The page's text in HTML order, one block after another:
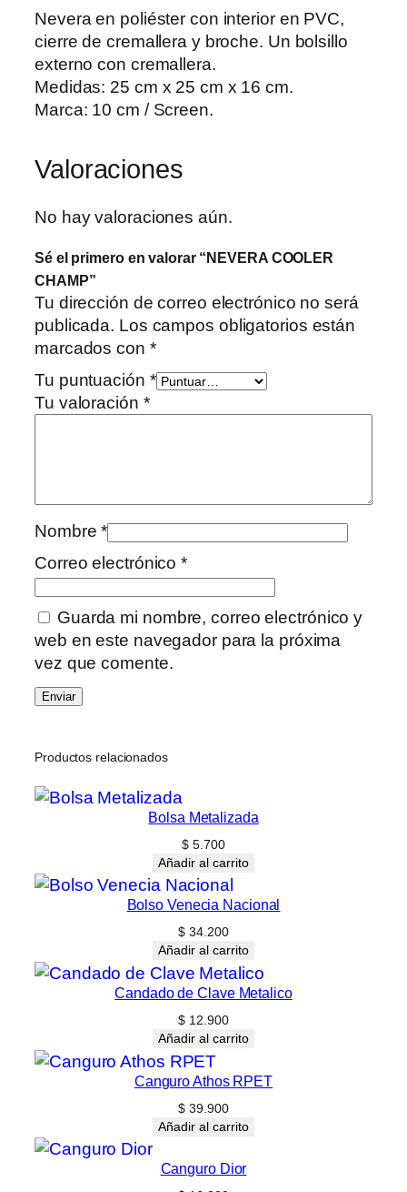
E
R
C
H
A
c
n
i
d
a
d
Nevera en poliéster con interior en PVC,
cierre de cremallera y broche. Un bolsillo
externo con cremallera.
Medidas: 25 cm x 25 cm x 16 cm.
Marca: 10 cm / Screen.
Valoraciones
No hay valoraciones aún.
Sé el primero en valorar “NEVERA COOLER
CHAMP”
Tu dirección de correo electrónico no será
publicada. Los campos obligatorios están
marcados con *
Tu puntuación *
Tu valoración *
Nombre*
Correo electrónico*
Guarda mi nombre, correo electrónico y
web en este navegador para la próxima
vez que comente.
Productos relacionados
Bolsa Metalizada
$ 5.700
Añadir al carrito
Bolso Venecia Nacional
$ 34.200
Añadir al carrito
Candado de Clave Metalico
$ 12.900
Añadir al carrito
Canguro Athos RPET
$ 39.900
Añadir al carrito
Canguro Dior